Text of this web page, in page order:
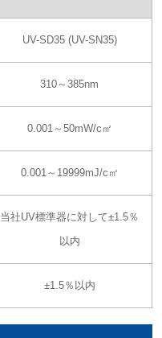
UV-SD35 (UV-SN35)
310～385nm
0.001～50mW/c㎡
0.001～19999mJ/c㎡
当社UV標準器に対して±1.5％
以内
±1.5％以内